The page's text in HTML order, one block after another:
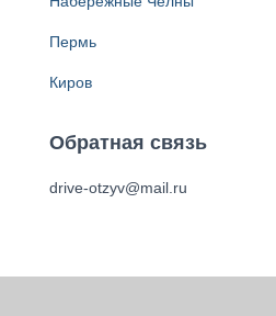
Пермь
Киров
Обратная связь
drive-otzyv@mail.ru